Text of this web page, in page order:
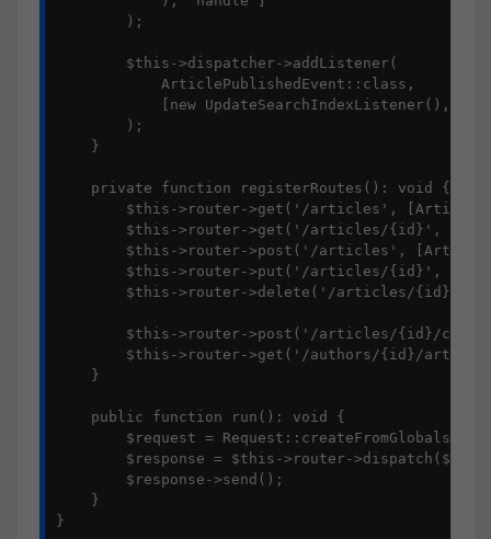
        );
        $this->dispatcher->addListener(
            ArticlePublishedEvent::class,
[new UpdateSearchIndexListener(),
        );
    }
    private function registerRoutes(): void {
$this->router->get('/articles',
$this->router->get('/articles/{id}',
$this->router->post('/articles',
$this->router->put('/articles/{id}',
$this->router->delete('/articles/{id}',
$this->router->post('/articles/{id}/
$this->router->get('/authors/{id}/
    }
    public function run(): void {
        $request = Request::createFromGlobals();
$response = $this->router-
        $response->send();
    }
}